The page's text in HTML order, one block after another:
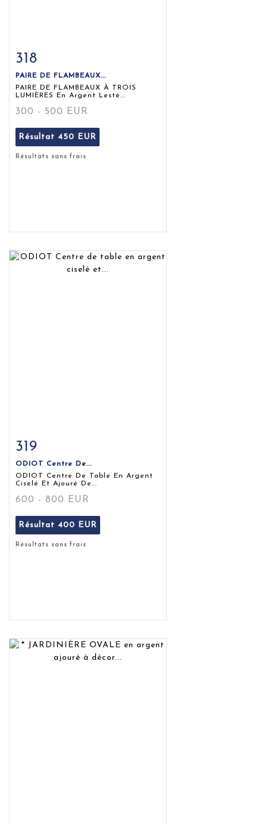
Fiche détaillée
318
PAIRE DE FLAMBEAUX...
PAIRE DE FLAMBEAUX À TROIS
LUMIÈRES En Argent Lesté...
300 - 500 EUR
Résultat 450 EUR
Résultats sans frais
Fiche détaillée
319
ODIOT Centre De...
ODIOT Centre De Table En Argent
Ciselé Et Ajouré De...
600 - 800 EUR
Résultat 400 EUR
Résultats sans frais